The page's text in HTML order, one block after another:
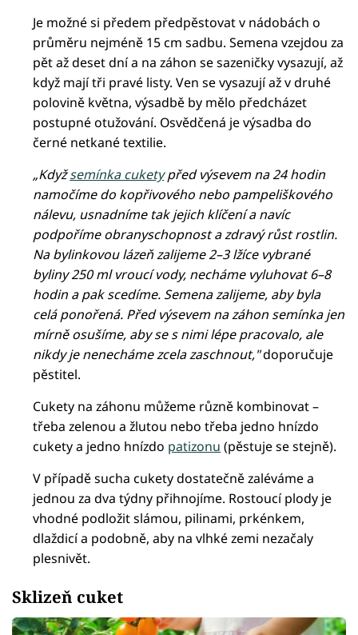
Je možné si předem předpěstovat v nádobách o
průměru nejméně 15 cm sadbu. Semena vzejdou za
pět až deset dní a na záhon se sazeničky vysazují, až
když mají tři pravé listy. Ven se vysazují až v druhé
polovině května, výsadbě by mělo předcházet
postupné otužování. Osvědčená je výsadba do
černé netkané textilie.
„Kdyžsemínka cuketypřed výsevem na 24 hodin
namočíme do kopřivového nebo pampeliškového
nálevu, usnadníme tak jejich klíčení a navíc
podpoříme obranyschopnost a zdravý růst rostlin.
Na bylinkovou lázeň zalijeme 2–3 lžíce vybrané
byliny 250 ml vroucí vody, necháme vyluhovat 6–8
hodin a pak scedíme. Semena zalijeme, aby byla
celá ponořená. Před výsevem na záhon semínka jen
mírně osušíme, aby se s nimi lépe pracovalo, ale
nikdy je nenecháme zcela zaschnout,"doporučuje
pěstitel.
Cukety na záhonu můžeme různě kombinovat –
třeba zelenou a žlutou nebo třeba jedno hnízdo
cukety a jedno hnízdo patizonu (pěstuje se stejně).
V případě sucha cukety dostatečně zaléváme a
jednou za dva týdny přihnojíme. Rostoucí plody je
vhodné podložit slámou, pilinami, prkénkem,
dlaždicí a podobně, aby na vlhké zemi nezačaly
plesnivět.
Sklizeň cuket